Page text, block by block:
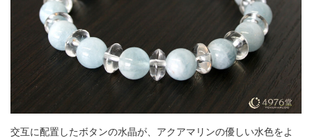
交互に配置したボタンの水晶が、アクアマリンの優しい水色をよ